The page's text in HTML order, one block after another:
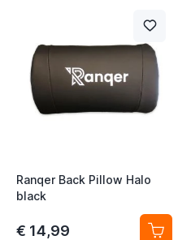
Ranqer Back Pillow Halo
black
€ 14,99